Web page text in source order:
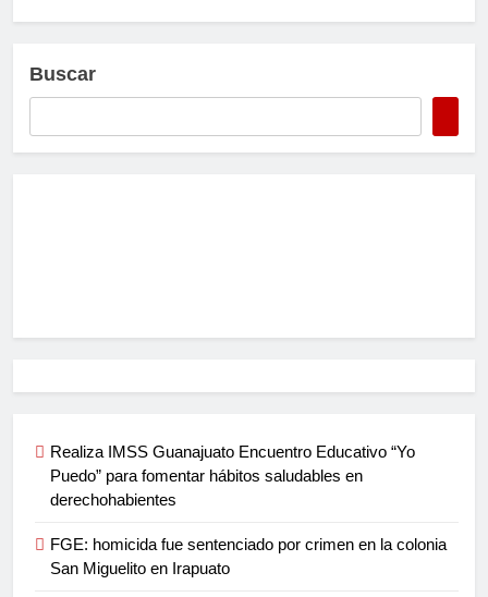
Buscar
Realiza IMSS Guanajuato Encuentro Educativo “Yo
Puedo” para fomentar hábitos saludables en
derechohabientes
FGE: homicida fue sentenciado por crimen en la colonia
San Miguelito en Irapuato